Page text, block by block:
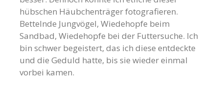
hübschen Häubchenträger fotografieren.
Bettelnde Jungvögel, Wiedehopfe beim
Sandbad, Wiedehopfe bei der Futtersuche. Ich
bin schwer begeistert, das ich diese entdeckte
und die Geduld hatte, bis sie wieder einmal
vorbei kamen.